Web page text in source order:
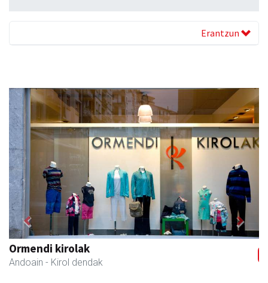
Erantzun
Ormendi kirolak
Andoain - Kirol dendak
Previous Next